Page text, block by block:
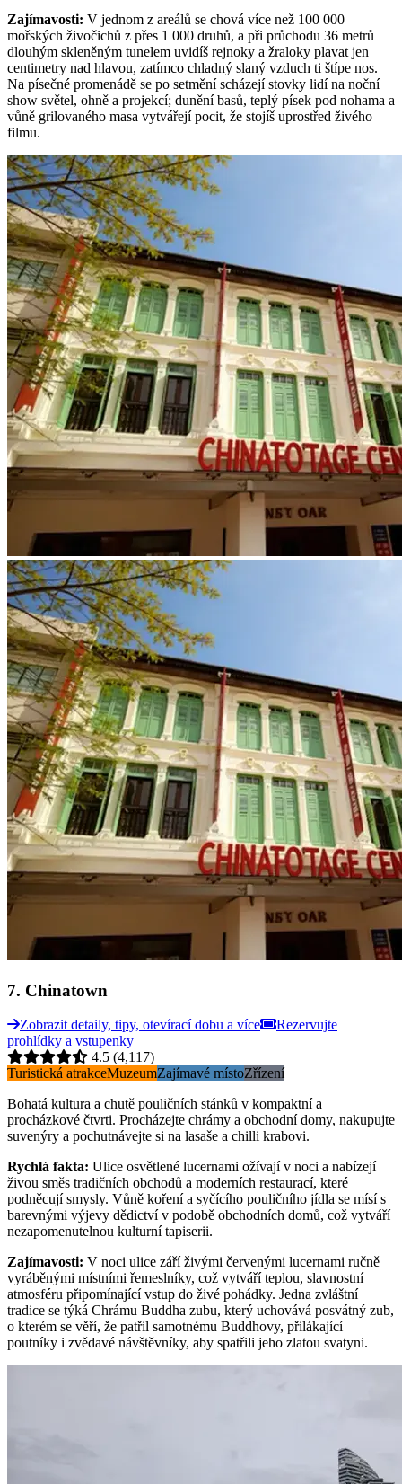
Zajímavosti: V jednom z areálů se chová více než 100 000
mořských živočichů z přes 1 000 druhů, a při průchodu 36 metrů
dlouhým skleněným tunelem uvidíš rejnoky a žraloky plavat jen
centimetry nad hlavou, zatímco chladný slaný vzduch ti štípe nos.
Na písečné promenádě se po setmění scházejí stovky lidí na noční
show světel, ohně a projekcí; dunění basů, teplý písek pod nohama a
vůně grilovaného masa vytvářejí pocit, že stojíš uprostřed živého
filmu.
7. Chinatown
Zobrazit detaily, tipy, otevírací dobu a více
Rezervujte
prohlídky a vstupenky
4.5 (4,117)
Turistická atrakceMuzeumZajímavé místoZřízení
Bohatá kultura a chutě pouličních stánků v kompaktní a
procházkové čtvrti. Procházejte chrámy a obchodní domy, nakupujte
suvenýry a pochutnávejte si na lasaše a chilli krabovi.
Rychlá fakta: Ulice osvětlené lucernami ožívají v noci a nabízejí
živou směs tradičních obchodů a moderních restaurací, které
podněcují smysly. Vůně koření a syčícího pouličního jídla se mísí s
barevnými výjevy dědictví v podobě obchodních domů, což vytváří
nezapomenutelnou kulturní tapiserii.
Zajímavosti: V noci ulice září živými červenými lucernami ručně
vyráběnými místními řemeslníky, což vytváří teplou, slavnostní
atmosféru připomínající vstup do živé pohádky. Jedna zvláštní
tradice se týká Chrámu Buddha zubu, který uchovává posvátný zub,
o kterém se věří, že patřil samotnému Buddhovy, přilákající
poutníky i zvědavé návštěvníky, aby spatřili jeho zlatou svatyni.